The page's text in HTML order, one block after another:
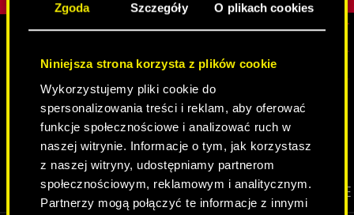
Zgoda Szczegóły O plikach cookies
Niniejsza strona korzysta z plików cookie
Wykorzystujemy pliki cookie do
spersonalizowania treści i reklam, aby oferować
funkcje społecznościowe i analizować ruch w
naszej witrynie. Informacje o tym, jak korzystasz
z naszej witryny, udostępniamy partnerom
społecznościowym, reklamowym i analitycznym.
Partnerzy mogą połączyć te informacje z innymi
obowiązku, a u osób, z którymi
współpracuje, najwyżej ceni sobie
MEDIA
CYBERPUNK 2077
WIDEO SCREENSHOTY GRAFIKI KONCEPCYJNE